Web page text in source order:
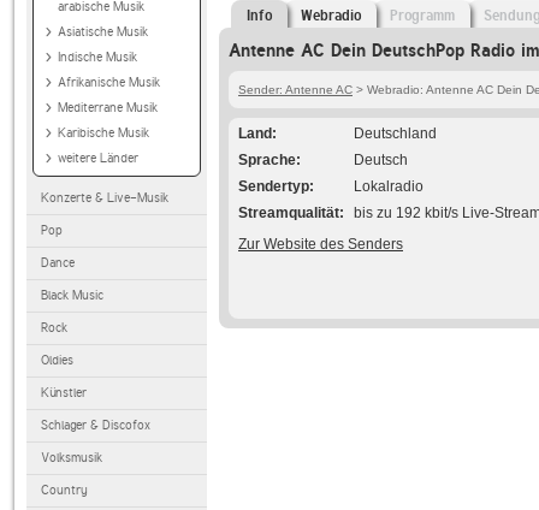
arabische Musik
Asiatische Musik
Indische Musik
Afrikanische Musik
Mediterrane Musik
Karibische Musik
weitere Länder
Konzerte & Live-Musik
Pop
Dance
Black Music
Rock
Oldies
Künstler
Schlager & Discofox
Volksmusik
Country
Info Webradio Programm
Antenne AC Dein DeutschPop Radio
Sender: Antenne AC > Webradio: Antenne AC Dein
Land
Deutschland
Sprache
Deutsch
Sendertyp
Lokalradio
Streamqualität
bis zu 192 kbit/s Live-
Zur Website des Senders